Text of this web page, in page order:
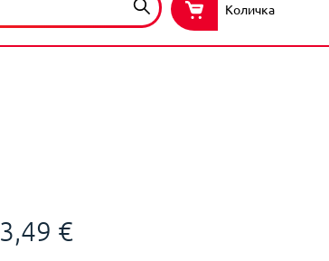
Количка
3,49 €